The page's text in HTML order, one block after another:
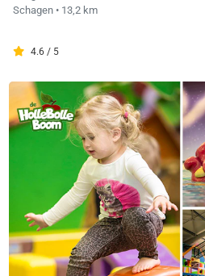
Schagen • 13,2 km
4.6 / 5